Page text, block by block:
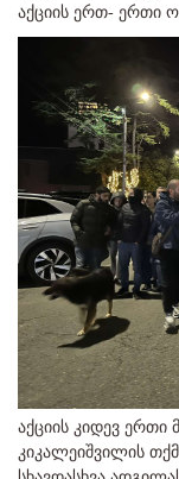
აქციის ერთ- ერთი
აქციის კიდევ ერთი
კიკალეიშვილის